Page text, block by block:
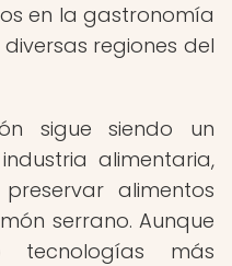
en la gastronomía
regiones del
sigue siendo un
alimentaria,
alimentos
serrano. Aunque
tecnologías más